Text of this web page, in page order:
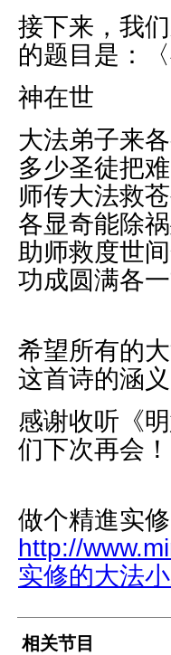
接下来，我
的题目是：
神在世
大法弟子来
多少圣徒把
师传大法救
各显奇能除
助师救度世
功成圆满各
希望所有的
这首诗的涵
感谢收听《
们下次再会！
做个精進实
http://
实修的大法
相关节目